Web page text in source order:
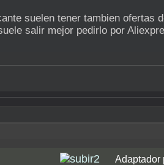
suelen tener tambien
salir mejor pedirlo por
Adaptador